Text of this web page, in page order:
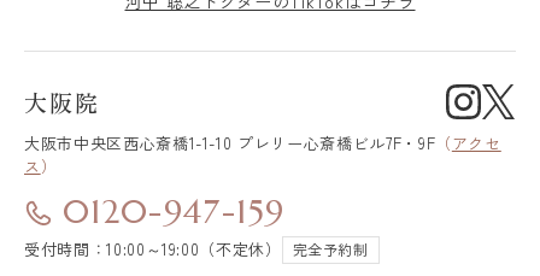
大阪院
大阪市中央区西心斎橋1-1-10 プレリー心斎橋ビル7F・9F （アクセ
ス ）
0120-947-159
受付時間：10:00～19:00（不定休） 完全予約制